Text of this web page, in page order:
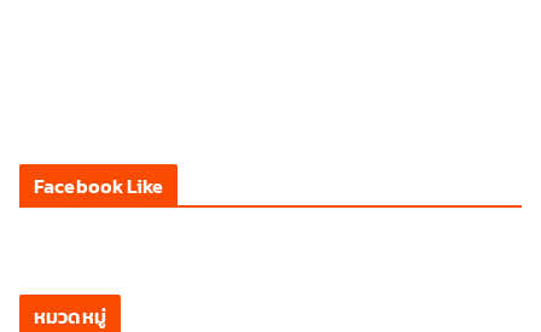
Facebook Like
หมวดหมู่